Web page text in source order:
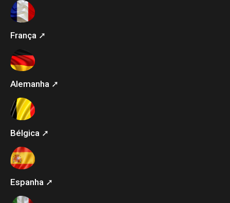
França ➚
Alemanha ➚
Bélgica ➚
Espanha ➚